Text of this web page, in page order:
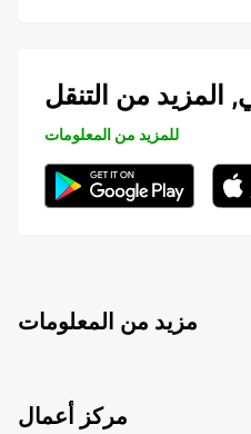
المزيد من التنقل
للمزيد من المعلومات
مزيد من المعلومات
مركز أعمال